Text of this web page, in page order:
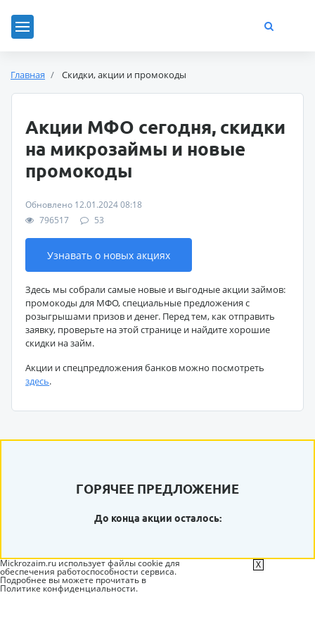
Главная Скидки, акции и промокоды
Акции МФО сегодня, скидки
на микрозаймы и новые
промокоды
Обновлено 12.01.2024 08:18
796517
53
Узнавать о новых акциях
Здесь мы собрали самые новые и выгодные акции займов:
промокоды для МФО, специальные предложения с
розыгрышами призов и денег. Перед тем, как отправить
заявку, проверьте на этой странице и найдите хорошие
скидки на займ.
Акции и спецпредложения банков можно посмотреть
здесь.
ГОРЯЧЕЕ ПРЕДЛОЖЕНИЕ
До конца акции осталось:
Mickrozaim.ru использует файлы cookie для
обеспечения работоспособности сервиса.
Подробнее вы можете прочитать в
Политике конфиденциальности.
X